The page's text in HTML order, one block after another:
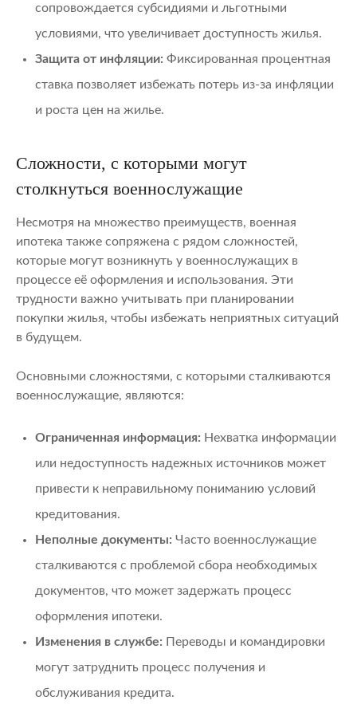
сопровождается субсидиями и льготными
условиями, что увеличивает доступность жилья.
Защита от инфляции: Фиксированная процентная
ставка позволяет избежать потерь из-за инфляции
и роста цен на жилье.
Сложности, с которыми могут
столкнуться военнослужащие
Несмотря на множество преимуществ, военная
ипотека также сопряжена с рядом сложностей,
которые могут возникнуть у военнослужащих в
процессе её оформления и использования. Эти
трудности важно учитывать при планировании
покупки жилья, чтобы избежать неприятных ситуаций
в будущем.
Основными сложностями, с которыми сталкиваются
военнослужащие, являются:
Ограниченная информация: Нехватка информации
или недоступность надежных источников может
привести к неправильному пониманию условий
кредитования.
Неполные документы: Часто военнослужащие
сталкиваются с проблемой сбора необходимых
документов, что может задержать процесс
оформления ипотеки.
Изменения в службе: Переводы и командировки
могут затруднить процесс получения и
обслуживания кредита.